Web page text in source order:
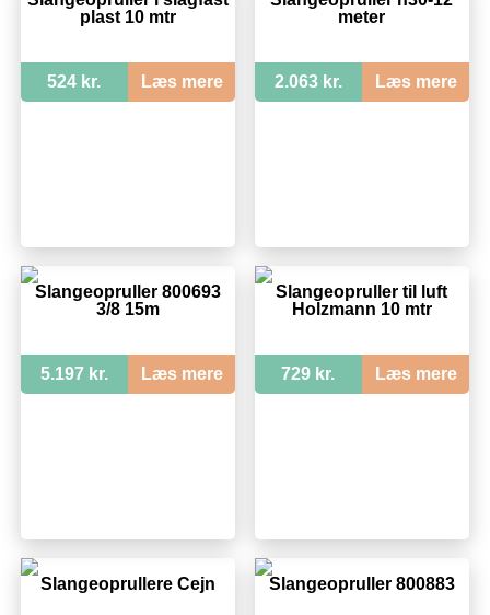
plast 10 mtr
524 kr. Læs mere
meter
2.063 kr. Læs mere
Slangeopruller 800693
3/8 15m
5.197 kr. Læs mere
Slangeopruller til luft
Holzmann 10 mtr
729 kr. Læs mere
Slangeoprullere Cejn Slangeopruller 800883